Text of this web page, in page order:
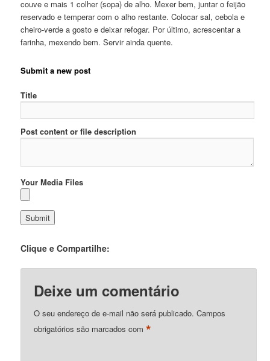
couve e mais 1 colher (sopa) de alho. Mexer bem, juntar o feijão
reservado e temperar com o alho restante. Colocar sal, cebola e
cheiro-verde a gosto e deixar refogar. Por último, acrescentar a
farinha, mexendo bem. Servir ainda quente.
Submit a new post
Title
Post content or file description
Your Media Files
Clique e Compartilhe:
Deixe um comentário
O seu endereço de e-mail não será publicado. Campos
obrigatórios são marcados com*